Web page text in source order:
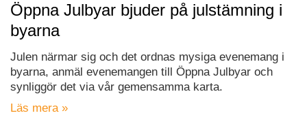
Öppna Julbyar bjuder på julstämning i
byarna
Julen närmar sig och det ordnas mysiga evenemang i
byarna, anmäl evenemangen till Öppna Julbyar och
synliggör det via vår gemensamma karta.
Läs mera »